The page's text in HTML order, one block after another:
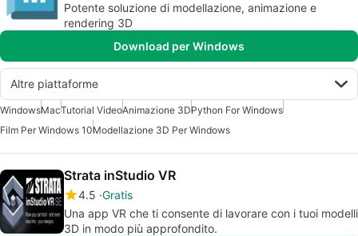
Potente soluzione di modellazione, animazione e
rendering 3D
Download per Windows
Altre piattaforme
WindowsMacTutorial VideoAnimazione 3DPython For Windows
Film Per Windows 10Modellazione 3D Per Windows
Strata inStudio VR
4.5 Gratis
Una app VR che ti consente di lavorare con i tuoi modelli
3D in modo più approfondito.